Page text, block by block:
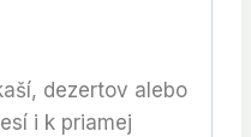
dezertov alebo
i k priamej